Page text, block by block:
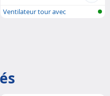
Ventilateur tour avec